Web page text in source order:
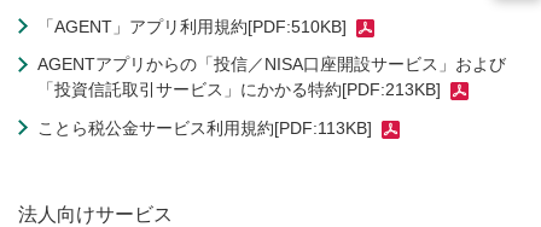
「AGENT」アプリ利用規約[PDF:510KB]
AGENTアプリからの「投信／NISA口座開設サービス」および
「投資信託取引サービス」にかかる特約[PDF:213KB]
ことら税公金サービス利用規約[PDF:113KB]
法人向けサービス